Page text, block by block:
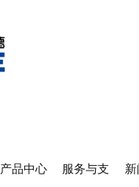
产品中心
服务与支